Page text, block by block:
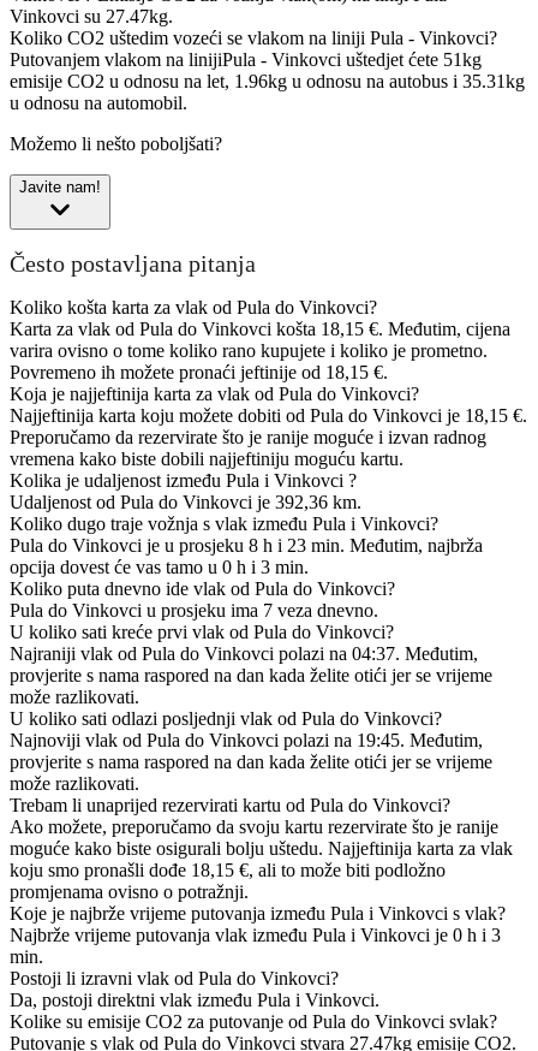
Vinkovci su 27.47kg.
Koliko CO2 uštedim vozeći se vlakom na liniji Pula - Vinkovci?
Putovanjem vlakom na linijiPula - Vinkovci uštedjet ćete 51kg
emisije CO2 u odnosu na let, 1.96kg u odnosu na autobus i 35.31kg
u odnosu na automobil.
Možemo li nešto poboljšati?
Javite nam!
Često postavljana pitanja
Koliko košta karta za vlak od Pula do Vinkovci?
Karta za vlak od Pula do Vinkovci košta 18,15 €. Međutim, cijena
varira ovisno o tome koliko rano kupujete i koliko je prometno.
Povremeno ih možete pronaći jeftinije od 18,15 €.
Koja je najjeftinija karta za vlak od Pula do Vinkovci?
Najjeftinija karta koju možete dobiti od Pula do Vinkovci je 18,15 €.
Preporučamo da rezervirate što je ranije moguće i izvan radnog
vremena kako biste dobili najjeftiniju moguću kartu.
Kolika je udaljenost između Pula i Vinkovci ?
Udaljenost od Pula do Vinkovci je 392,36 km.
Koliko dugo traje vožnja s vlak između Pula i Vinkovci?
Pula do Vinkovci je u prosjeku 8 h i 23 min. Međutim, najbrža
opcija dovest će vas tamo u 0 h i 3 min.
Koliko puta dnevno ide vlak od Pula do Vinkovci?
Pula do Vinkovci u prosjeku ima 7 veza dnevno.
U koliko sati kreće prvi vlak od Pula do Vinkovci?
Najraniji vlak od Pula do Vinkovci polazi na 04:37. Međutim,
provjerite s nama raspored na dan kada želite otići jer se vrijeme
može razlikovati.
U koliko sati odlazi posljednji vlak od Pula do Vinkovci?
Najnoviji vlak od Pula do Vinkovci polazi na 19:45. Međutim,
provjerite s nama raspored na dan kada želite otići jer se vrijeme
može razlikovati.
Trebam li unaprijed rezervirati kartu od Pula do Vinkovci?
Ako možete, preporučamo da svoju kartu rezervirate što je ranije
moguće kako biste osigurali bolju uštedu. Najjeftinija karta za vlak
koju smo pronašli dođe 18,15 €, ali to može biti podložno
promjenama ovisno o potražnji.
Koje je najbrže vrijeme putovanja između Pula i Vinkovci s vlak?
Najbrže vrijeme putovanja vlak između Pula i Vinkovci je 0 h i 3
min.
Postoji li izravni vlak od Pula do Vinkovci?
Da, postoji direktni vlak između Pula i Vinkovci.
Kolike su emisije CO2 za putovanje od Pula do Vinkovci svlak?
Putovanje s vlak od Pula do Vinkovci stvara 27.47kg emisije CO2.